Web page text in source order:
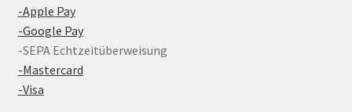
-Apple Pay
-Google Pay
-SEPA Echtzeitüberweisung
-Mastercard
-Visa